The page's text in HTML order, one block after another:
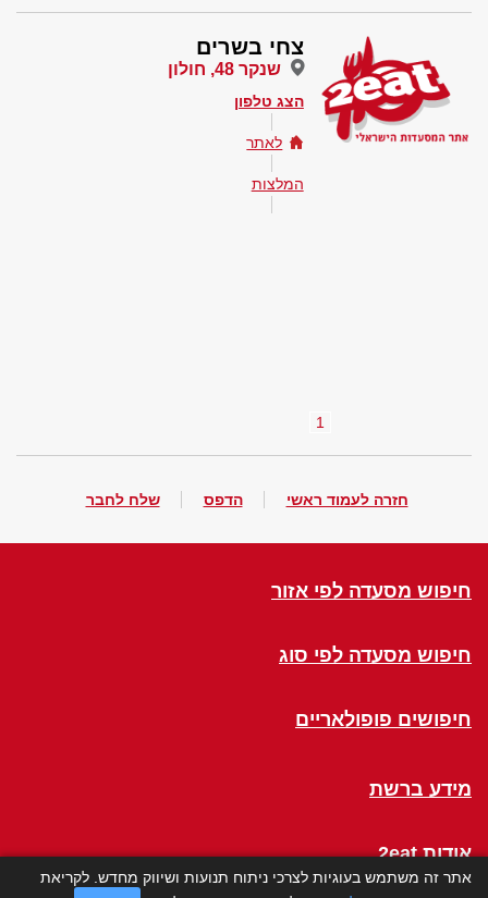
צחי בשרים
שנקר 48, חולון
הצג טלפון
לאתר
המלצות
1
חזרה לעמוד ראשי הדפס שלח לחבר
חיפוש מסעדה לפי אזור
חיפוש מסעדה לפי סוג
חיפושים פופולאריים
מידע ברשת
אודות 2eat
אתר זה משתמש בעוגיות לצרכי ניתוח תנועות ושיווק מחדש. לקריאת